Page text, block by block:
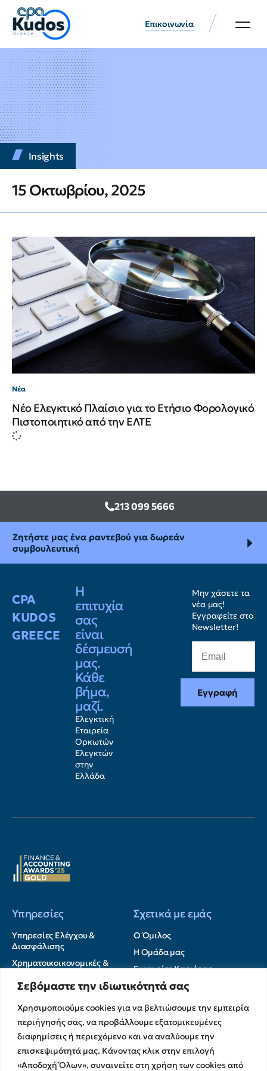
Σεβόμαστε την ιδιωτικότητά σας
Χρησιμοποιούμε cookies για να βελτιώσουμε την εμπειρία
περιήγησής σας, να προβάλλουμε εξατομικευμένες
διαφημίσεις ή περιεχόμενο και να αναλύουμε την
επισκεψιμότητά μας. Κάνοντας κλικ στην επιλογή
«Αποδοχή Όλων», συναινείτε στη χρήση των cookies από
Επικοινωνία
Insights
15 Οκτωβρίου, 2025
Νέα
Νέο Ελεγκτικό Πλαίσιο για το Ετήσιο Φορολογικό
Πιστοποιητικό από την ΕΛΤΕ
213 099 5666
Ζητήστε μας ένα ραντεβού για δωρεάν
συμβουλευτική
CPA
KUDOS
GREECE
Η
επιτυχία
σας
είναι
δέσμευσή
μας.
Κάθε
βήμα,
μαζί.
Ελεγκτική
Εταιρεία
Ορκωτών
Ελεγκτών
στην
Ελλάδα
Μην χάσετε τα
νέα μας!
Εγγραφείτε στο
Newsletter!
Εγγραφή
Υπηρεσίες
Υπηρεσίες Ελέγχου &
Διασφάλισης
Χρηματοικοικονομικές &
Υπηρεσίες Ανάπτυξης και
Λογιστικές & Φορολογικές
Υπηρεσίες
Σχετικά με εμάς
Ο Όμιλος
Η Ομάδα μας
Ευκαιρίες Καριέρας
Στρατηγικές Συνεργασίες
Memberships
Εκθέσεις Διαφάνειας
Επικοινωνία
Insights